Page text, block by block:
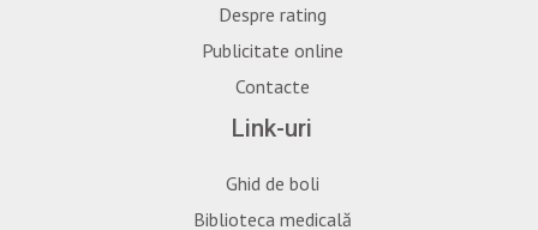
Despre rating
Publicitate online
Contacte
Link-uri
Ghid de boli
Biblioteca medicală